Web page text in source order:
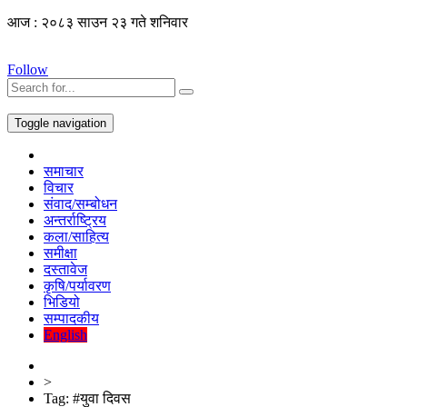
आज : २०८३ साउन २३ गते शनिवार
Follow
Toggle navigation
समाचार
विचार
संवाद/सम्बोधन
अन्तर्राष्ट्रिय
कला/साहित्य
समीक्षा
दस्तावेज
कृषि/पर्यावरण
भिडियो
सम्पादकीय
English
>
Tag: #युवा दिवस